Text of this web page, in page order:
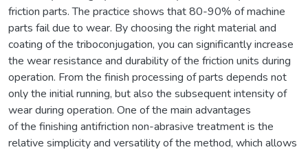
friction parts. The practice shows that 80-90% of machine
parts fail due to wear. By choosing the right material and
coating of the triboconjugation, you can significantly increase
the wear resistance and durability of the friction units during
operation. From the finish processing of parts depends not
only the initial running, but also the subsequent intensity of
wear during operation. One of the main advantages
of the finishing antifriction non-abrasive treatment is the
relative simplicity and versatility of the method, which allows